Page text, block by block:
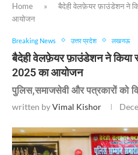
Home »
बैदेही वेलफ़ेयर फ़ाउंडेशन ने
आयोजन
Breaking News उत्तर प्रदेश लखनऊ
बैदेही वेलफ़ेयर फ़ाउंडेशन ने किया
2025 का आयोजन
पुलिस,समाजसेवी और पत्रकारों को
written byVimal Kishor